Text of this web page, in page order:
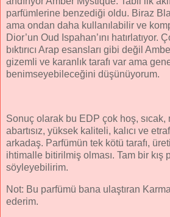
parfümlerine benzediği oldu. Biraz
ama ondan daha kullanılabilir ve
Dior’un Oud Ispahan’ını hatırlatıyor.
bıktırıcı Arap esansları gibi değil
gizemli ve karanlık tarafı var ama
benimseyebileceğini düşünüyorum.
Sonuç olarak bu EDP çok hoş, sıcak,
abartısız, yüksek kaliteli, kalıcı ve
arkadaş. Parfümün tek kötü tarafı,
ihtimalle bitirilmiş olması. Tam bir kış
söyleyebilirim.
Not: Bu parfümü bana ulaştıran
ederim.